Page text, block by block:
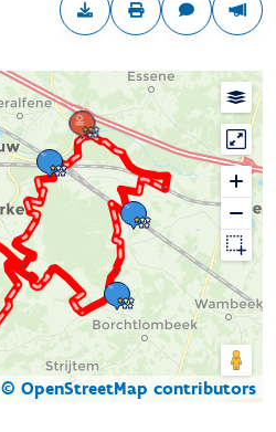
© OpenStreetMap contributors